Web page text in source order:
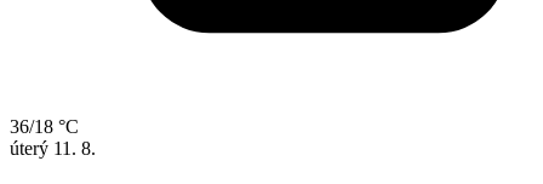
36/18 °C
úterý 11. 8.